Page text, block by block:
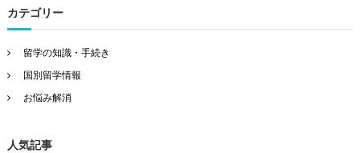
カテゴリー
留学の知識・手続き
国別留学情報
お悩み解消
人気記事